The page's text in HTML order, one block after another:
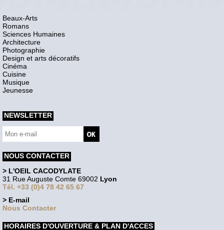
Beaux-Arts
Romans
Sciences Humaines
Architecture
Photographie
Design et arts décoratifs
Cinéma
Cuisine
Musique
Jeunesse
NEWSLETTER
NOUS CONTACTER
> L'OEIL CACODYLATE
31 Rue Auguste Comte 69002 Lyon
Tél. +33 (0)4 78 42 65 67
> E-mail
Nous Contacter
HORAIRES D'OUVERTURE & PLAN D'ACCES